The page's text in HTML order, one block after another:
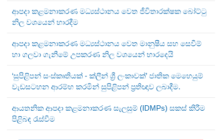
ආපදා කළමනාකරණ මධ්‍යස්ථානය වෙත ජීවිතාරක්ෂක බෝට්ටු
නිල වශයෙන් භාරදීම
ආපදා කළමනාකරණ මධ්‍යස්ථානය වෙත මානුෂීය සහ සෙවීම්
හා ගලවා ගැනීමේ උපකරණ නිල වශයෙන් භාරදෙයි
‘සුපිළිපන් සංස්කෘතියක් - ක්ලීන් ශ්‍රී ලංකාවක්’ ජාතික මෙහෙයුම්
වැඩසටහන ආරම්භ කරමින් සුපිළිපන් ප්‍රතිඥාව ලබාදීම.
ආයතනික ආපදා කළමනාකරණ සැලසුම් (IDMPs) සකස් කිරීම
පිළිබඳ රැස්වීම